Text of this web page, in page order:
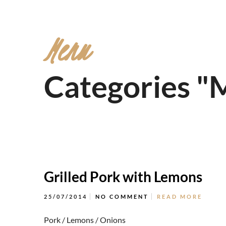
Menu
Categories
Grilled Pork with Lemons
25/07/2014 NO COMMENT READ MORE
Pork / Lemons / Onions